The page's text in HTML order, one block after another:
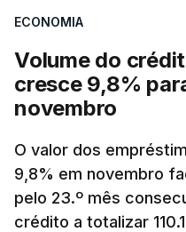
Volume
ECONOMIA
Volume do
cresce 9,8%
novembro
O valor dos
9,8% em novembro
pelo 23.º mês
crédito a totalizar